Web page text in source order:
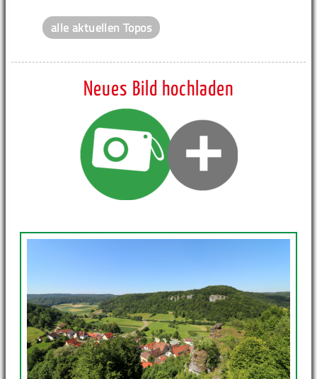
alle aktuellen Topos
Neues Bild hochladen